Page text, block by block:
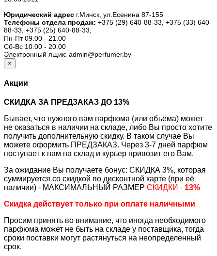
Юридический адрес г.Минск, ул.Есенина 87-155
Телефоны отдела продаж: +375 (29) 640-88-33, +375 (33) 640-
88-33, +375 (25) 640-88-33,
Пн-Пт 09.00 - 21.00
Сб-Вс 10.00 - 20.00
Электронный ящик: admin@perfumer.by
×
Акции
СКИДКА ЗА ПРЕДЗАКАЗ ДО 13%
Бывает, что нужного вам парфюма (или объёма) может
не оказаться в наличии на складе, либо Вы просто хотите
получить дополнительную скидку. В таком случае Вы
можете оформить ПРЕДЗАКАЗ. Через 3-7 дней парфюм
поступает к нам на склад и курьер привозит его Вам.
За ожидание Вы получаете бонус: СКИДКА 3%, которая
суммируется со скидкой по дисконтной карте (при её
наличии) - МАКСИМАЛЬНЫЙ РАЗМЕР СКИДКИ - 13%
Скидка действует только при оплате наличными
Просим принять во внимание, что иногда необходимого
парфюма может не быть на складе у поставщика, тогда
сроки поставки могут растянуться на неопределенный
срок.